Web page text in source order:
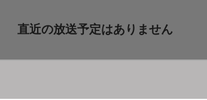
直近の放送予定はありません